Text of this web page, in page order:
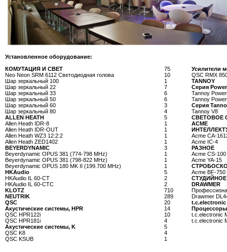
Установленное оборудование:
КОМУТАЦИЯ И СВЕТ
75
Усилители
Neo Neon SRM 6112 Светодиодная голова
10
QSC RMX
Шар зеркальный 100
1
TANNOY
Шар зеркальный 22
7
Серия
Шар зеркальный 33
6
Tannoy
Шар зеркальный 50
6
Tannoy
Шар зеркальный 60
3
Серия
Шар зеркальный 80
4
Tannoy V8
ALLEN HEATH
5
СВЕТОВОЕ
Allen Heath IDR-8
1
ACME
Allen Heath IDR-OUT
1
Allen Heath WZ3 12:2:2
1
Acme CA-
Allen Heath ZED1402
1
Acme IC-4
BEYERDYNAMIC
3
РАЗНОЕ
Beyerdynamic OPUS 381 (774-798 MHz)
1
Acme CS-
Beyerdynamic OPUS 381 (798-822 MHz)
1
Acme YA-15
Beyerdynamic OPUS 180 MK II (199.700 MHz)
1
HKAudio
5
Acme BF-750
HKAudio IL 60-CT
2
HKAudio IL 60-CTC
2
DRAWMER
KLOTZ
710
NEUTRIK
289
Drawmer
QSC
20
t.c.electronic
Акустические системы, HPR
14
QSC HPR122i
10
t.c.electronic
QSC HPR181i
4
t.c.electronic
Акустические системы, K
5
QSC K8
4
QSC KSUB
1